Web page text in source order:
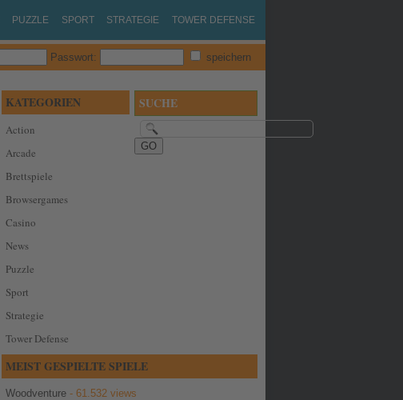
PUZZLE SPORT STRATEGIE TOWER DEFENSE
Passwort: speichern
SUCHE
KATEGORIEN
Action
Arcade
Brettspiele
Browsergames
Casino
News
Puzzle
Sport
Strategie
Tower Defense
MEIST GESPIELTE SPIELE
Woodventure - 61.532 views